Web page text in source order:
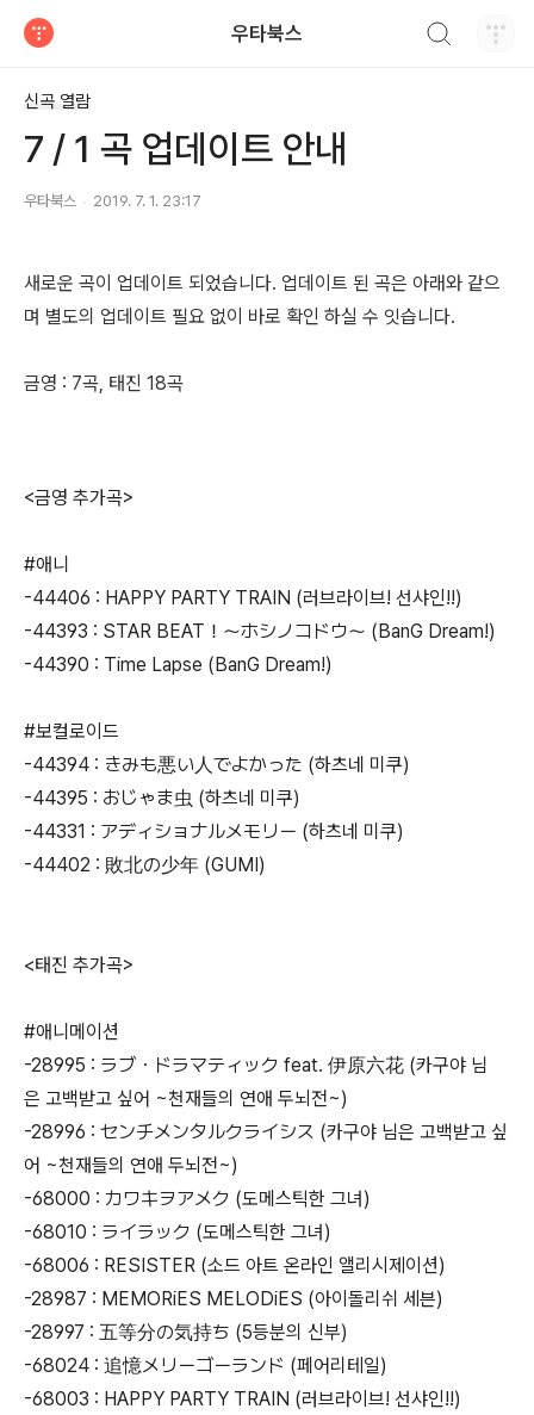
우타북스
신곡 열람
7 / 1 곡 업데이트 안내
우타북스 2019. 7. 1. 23:17
새로운 곡이 업데이트 되었습니다. 업데이트 된 곡은 아래와 같으
며 별도의 업데이트 필요 없이 바로 확인 하실 수 잇습니다.
금영 : 7곡, 태진 18곡
<금영 추가곡>
#애니
-44406 : HAPPY PARTY TRAIN (러브라이브! 선샤인!!)
-44393 : STAR BEAT！〜ホシノコドウ〜 (BanG Dream!)
-44390 : Time Lapse (BanG Dream!)
#보컬로이드
-44394 : きみも悪い人でよかった (하츠네 미쿠)
-44395 : おじゃま虫 (하츠네 미쿠)
-44331 : アディショナルメモリー (하츠네 미쿠)
-44402 : 敗北の少年 (GUMI)
<태진 추가곡>
#애니메이션
-28995 : ラブ・ドラマティック feat. 伊原六花 (카구야 님
은 고백받고 싶어 ~천재들의 연애 두뇌전~)
-28996 : センチメンタルクライシス (카구야 님은 고백받고 싶
어 ~천재들의 연애 두뇌전~)
-68000 : カワキヲアメク (도메스틱한 그녀)
-68010 : ライラック (도메스틱한 그녀)
-68006 : RESISTER (소드 아트 온라인 앨리시제이션)
-28987 : MEMORiES MELODiES (아이돌리쉬 세븐)
-28997 : 五等分の気持ち (5등분의 신부)
-68024 : 追憶メリーゴーランド (페어리테일)
-68003 : HAPPY PARTY TRAIN (러브라이브! 선샤인!!)